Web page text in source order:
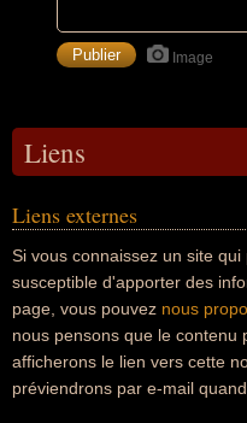
Image
Liens
Liens externes
Si vous connaissez un site
susceptible d'apporter des
page, vous pouvez nous
nous pensons que le contenu
afficherons le lien vers cette
préviendrons par e-mail